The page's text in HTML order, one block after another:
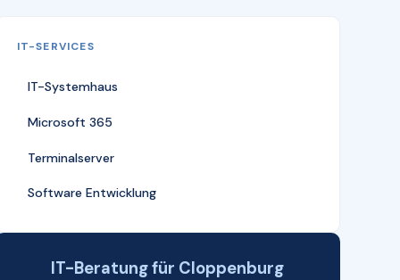
IT-SERVICES
IT-Systemhaus
Microsoft 365
Terminalserver
Software Entwicklung
IT-Beratung für Cloppenburg